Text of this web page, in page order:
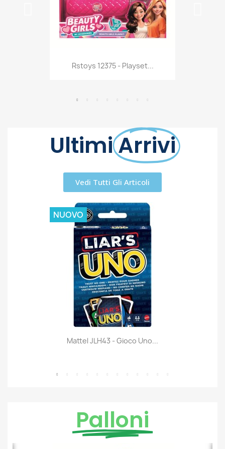
Anteprima
Rstoys 12375 - Playset...
Vedi Tutti Gli Articoli
Anteprima
Mattel JLH43 - Gioco Uno...